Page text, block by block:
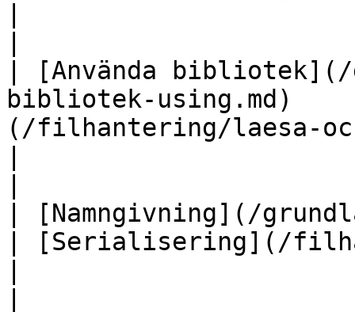
| [Använda bibliotek](/
bibliotek-using.md)
(/filhantering/laesa-
| [Namngivning](/
| [Serialisering](/